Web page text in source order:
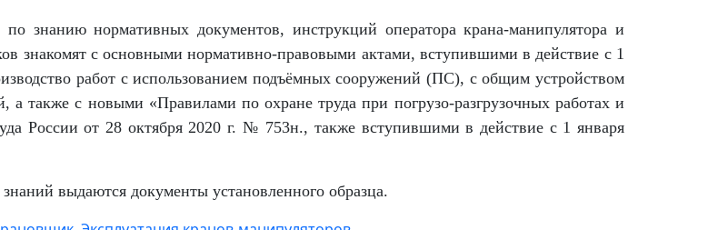
знанию нормативных документов, инструкций оператора крана-манипулятора и
знакомят с основными нормативно-правовыми актами, вступившими в действие с 1
работ с использованием подъёмных сооружений (ПС), с общим устройством
а также с новыми «Правилами по охране труда при погрузо-разгрузочных работах и
России от 28 октября 2020 г. № 753н., также вступившими в действие с 1 января
выдаются документы установленного образца.